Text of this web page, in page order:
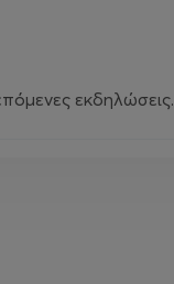
εκδηλώσεις.